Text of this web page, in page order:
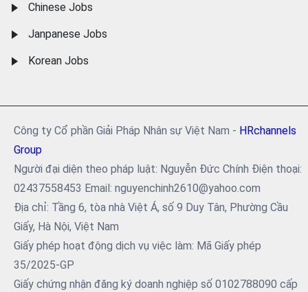
Chinese Jobs
Janpanese Jobs
Korean Jobs
Công ty Cổ phần Giải Pháp Nhân sự Việt Nam - HRchannels
Group
Người đại diện theo pháp luật: Nguyễn Đức Chính Điện thoại:
02437558453 Email: nguyenchinh2610@yahoo.com
Địa chỉ: Tầng 6, tòa nhà Việt Á, số 9 Duy Tân, Phường Cầu
Giấy, Hà Nội, Việt Nam
Giấy phép hoạt động dịch vụ việc làm: Mã Giấy phép
35/2025-GP
Giấy chứng nhận đăng ký doanh nghiệp số 0102788090 cấp